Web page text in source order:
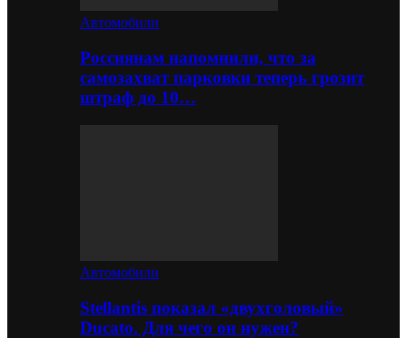
Автомобили
Россиянам напомнили, что за
самозахват парковки теперь грозит
штраф до 10…
Автомобили
Stellantis показал «двухголовый»
Ducato. Для чего он нужен?